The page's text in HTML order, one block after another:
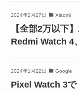
2024年2月27日 Xiaomi
【全部2万以下
Redmi Watch 4
2024年1月22日 Google
Pixel Watch 3で